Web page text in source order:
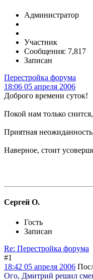
Администратор
Участник
Сообщения: 7,817
Записан
Перестройка форума
18:06 05 апреля 2006
Доброго времени суток!
Покой нам только
Приятная
Наверное, стоит
Сергей О.
Гость
Записан
Re: Перестройка форума
#1
18:42 05 апреля 2006
Ого, Дмитрий решил